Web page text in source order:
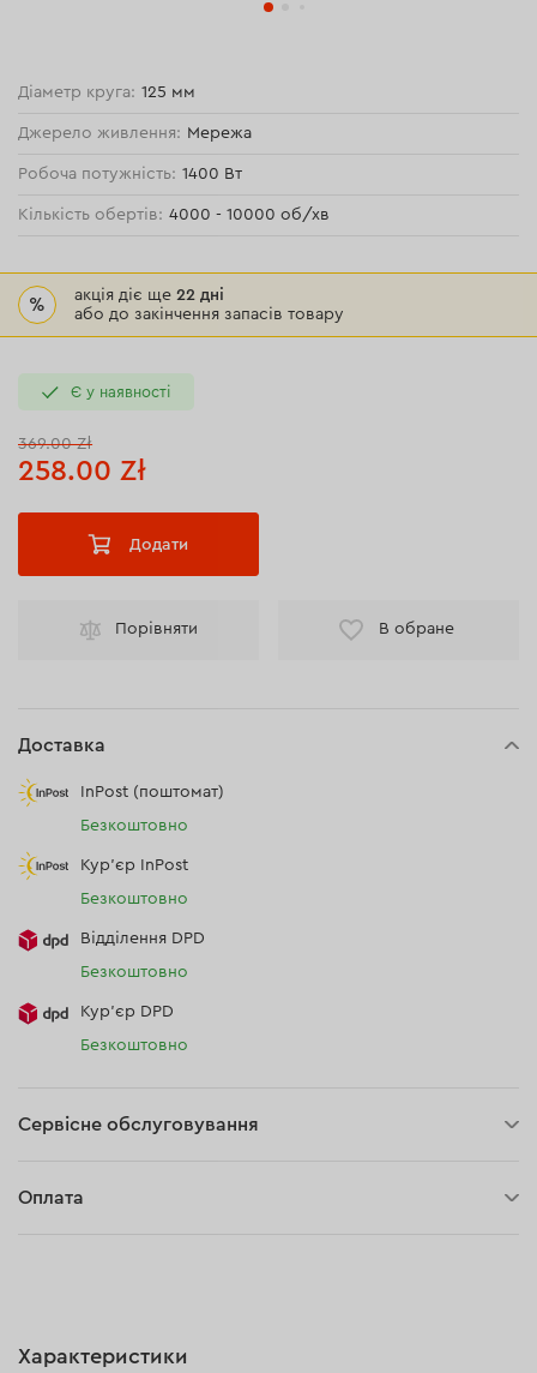
Діаметр круга: 125 мм
Джерело живлення: Мережа
Робоча потужність: 1400 Вт
Кількість обертів: 4000 - 10000 об/хв
% акція діє ще22 дні
або до закінчення запасів товару
Є у наявності
258.00 Zł
369.00 Zł
Додати
Порівняти В обране
Доставка
InPost (поштомат)
Безкоштовно
Кур'єр InPost
Безкоштовно
Відділення DPD
Безкоштовно
Кур’єр DPD
Безкоштовно
Сервісне обслуговування
Оплата
Оплата на розрахунковий рахунок (Традиційний переказ)
Характеристики